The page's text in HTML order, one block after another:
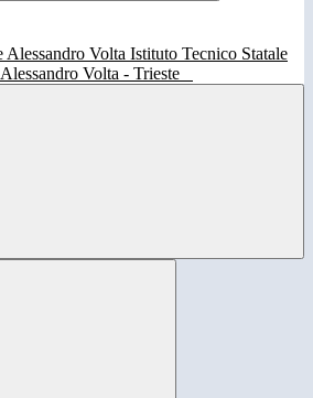
Istituto Tecnico Statale
Alessandro Volta - Trieste